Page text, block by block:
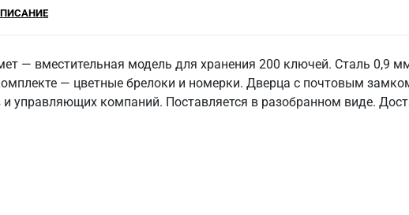
— вместительная модель для хранения 200 ключей. Сталь 0,9
— цветные брелоки и номерки. Дверца с почтовым
и управляющих компаний. Поставляется в разобранном виде.